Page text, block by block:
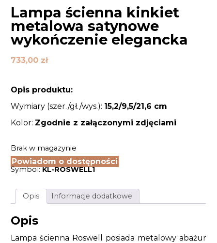
Lampa ścienna kinkiet
metalowa satynowe
wykończenie elegancka
733,00 zł
Opis produktu:
Wymiary (szer./gł./wys.): 15,2/9,5/21,6 cm
Kolor: Zgodnie z załączonymi zdjęciami
Brak w magazynie
Powiadom o dostępności
Symbol:KL-ROSWELL1
Opis Informacje dodatkowe
Opis
Lampa ścienna Roswell posiada metalowy abażur